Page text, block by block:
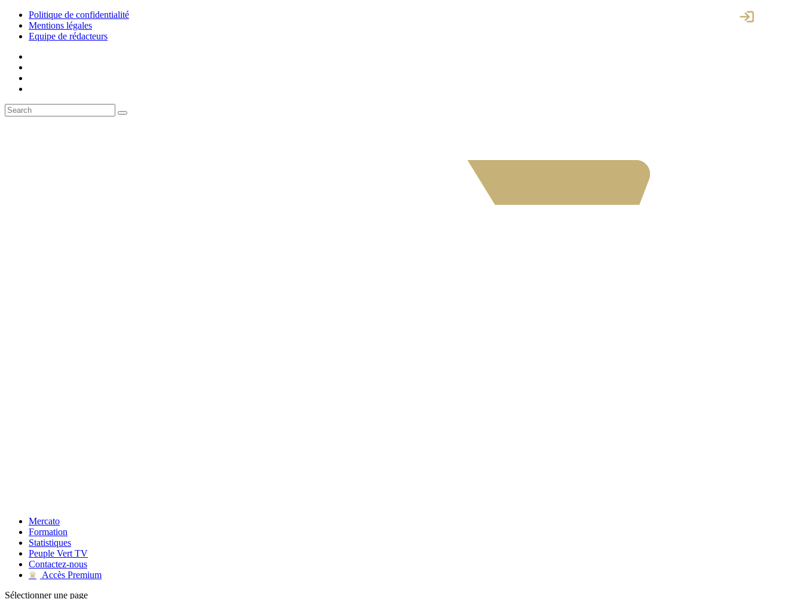
Politique de confidentialité
Mentions légales
Equipe de rédacteurs
Mercato
Formation
Statistiques
Peuple Vert TV
Contactez-nous
♛
Accès Premium
Sélectionner une page